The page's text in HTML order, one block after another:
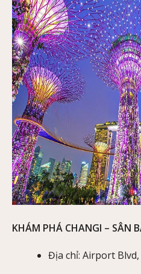
KHÁM PHÁ CHANGI – SÂN
Địa chỉ: Airport